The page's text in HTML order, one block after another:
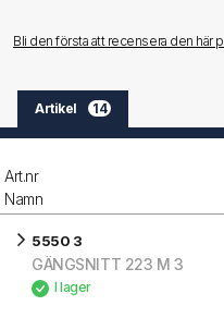
Bli den första att recensera den här
Artikel 14
Art.nr
Namn
5550 3
GÄNGSNITT 223 M 3
I lager